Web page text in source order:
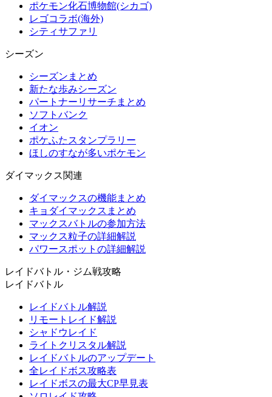
ポケモン化石博物館(シカゴ)
レゴコラボ(海外)
シティサファリ
シーズン
シーズンまとめ
新たな歩みシーズン
パートナーリサーチまとめ
ソフトバンク
イオン
ポケふたスタンプラリー
ほしのすなが多いポケモン
ダイマックス関連
ダイマックスの機能まとめ
キョダイマックスまとめ
マックスバトルの参加方法
マックス粒子の詳細解説
パワースポットの詳細解説
レイドバトル・ジム戦攻略
レイドバトル
レイドバトル解説
リモートレイド解説
シャドウレイド
ライトクリスタル解説
レイドバトルのアップデート
全レイドボス攻略表
レイドボスの最大CP早見表